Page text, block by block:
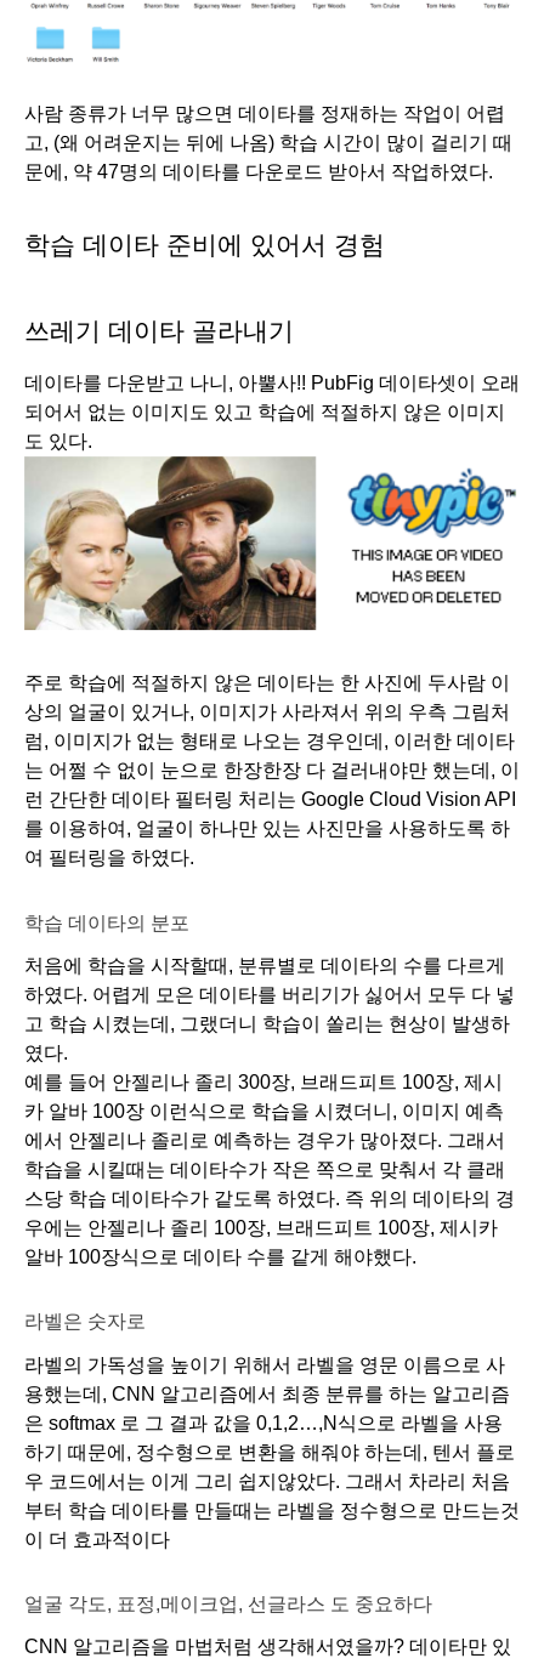
사람 종류가 너무 많으면 데이타를 정재하는 작업이 어렵
고, (왜 어려운지는 뒤에 나옴) 학습 시간이 많이 걸리기 때
문에, 약 47명의 데이타를 다운로드 받아서 작업하였다.
학습 데이타 준비에 있어서 경험
쓰레기 데이타 골라내기
데이타를 다운받고 나니, 아뿔사!! PubFig 데이타셋이 오래
되어서 없는 이미지도 있고 학습에 적절하지 않은 이미지
도 있다.
주로 학습에 적절하지 않은 데이타는 한 사진에 두사람 이
상의 얼굴이 있거나, 이미지가 사라져서 위의 우측 그림처
럼, 이미지가 없는 형태로 나오는 경우인데, 이러한 데이타
는 어쩔 수 없이 눈으로 한장한장 다 걸러내야만 했는데, 이
런 간단한 데이타 필터링 처리는 Google Cloud Vision API
를 이용하여, 얼굴이 하나만 있는 사진만을 사용하도록 하
여 필터링을 하였다.
학습 데이타의 분포
처음에 학습을 시작할때, 분류별로 데이타의 수를 다르게
하였다. 어렵게 모은 데이타를 버리기가 싫어서 모두 다 넣
고 학습 시켰는데, 그랬더니 학습이 쏠리는 현상이 발생하
였다.
예를 들어 안젤리나 졸리 300장, 브래드피트 100장, 제시
카 알바 100장 이런식으로 학습을 시켰더니, 이미지 예측
에서 안젤리나 졸리로 예측하는 경우가 많아졌다. 그래서
학습을 시킬때는 데이타수가 작은 쪽으로 맞춰서 각 클래
스당 학습 데이타수가 같도록 하였다. 즉 위의 데이타의 경
우에는 안젤리나 졸리 100장, 브래드피트 100장, 제시카
알바 100장식으로 데이타 수를 같게 해야했다.
라벨은 숫자로
라벨의 가독성을 높이기 위해서 라벨을 영문 이름으로 사
용했는데, CNN 알고리즘에서 최종 분류를 하는 알고리즘
은 softmax 로 그 결과 값을 0,1,2…,N식으로 라벨을 사용
하기 때문에, 정수형으로 변환을 해줘야 하는데, 텐서 플로
우 코드에서는 이게 그리 쉽지않았다. 그래서 차라리 처음
부터 학습 데이타를 만들때는 라벨을 정수형으로 만드는것
이 더 효과적이다
얼굴 각도, 표정,메이크업, 선글라스 도 중요하다
CNN 알고리즘을 마법처럼 생각해서였을까? 데이타만 있